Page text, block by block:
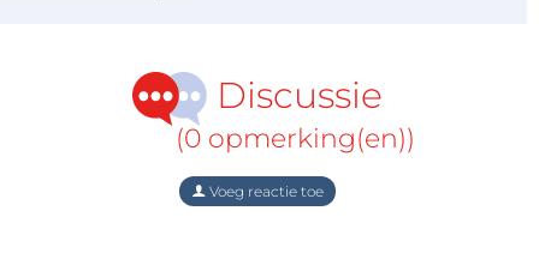
Discussie
(0 opmerking(en))
Voeg reactie toe